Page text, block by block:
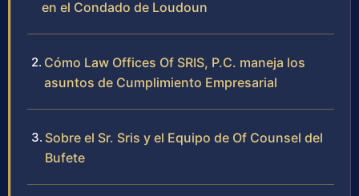
en el Condado de Loudoun
Cómo Law Offices Of SRIS, P.C. maneja los
asuntos de Cumplimiento Empresarial
Sobre el Sr. Sris y el Equipo de Of Counsel del
Bufete